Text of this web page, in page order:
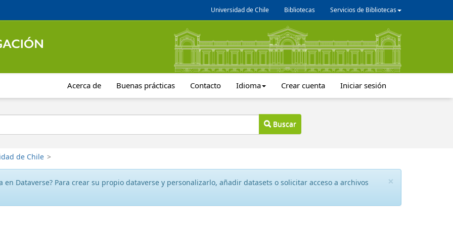
Universidad de Chile Bibliotecas Servicios de Bibliotecas
Acerca de Buenas prácticas Contacto Idioma Crear cuenta Iniciar sesión
Buscar
de Chile >
×
en Dataverse? Para crear su propio dataverse y personalizarlo, añadir datasets o solicitar acceso a archivos